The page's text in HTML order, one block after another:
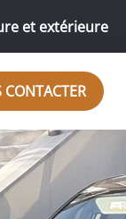
et extérieure
CONTACTER